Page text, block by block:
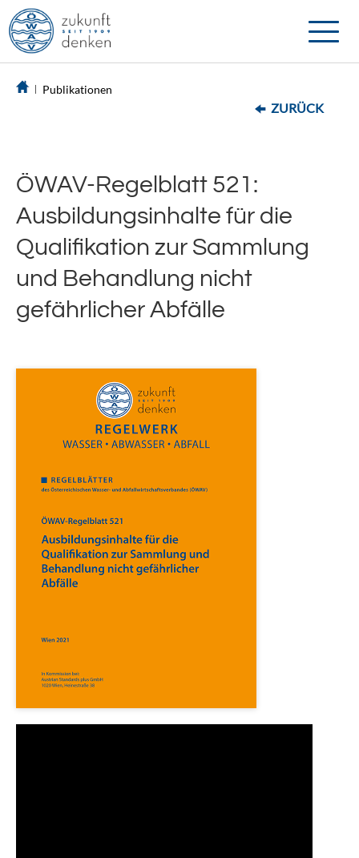
Toggle
Publikationen
ZURÜCK
ÖWAV-Regelblatt 521:
Ausbildungsinhalte für die
Qualifikation zur Sammlung
und Behandlung nicht
gefährlicher Abfälle